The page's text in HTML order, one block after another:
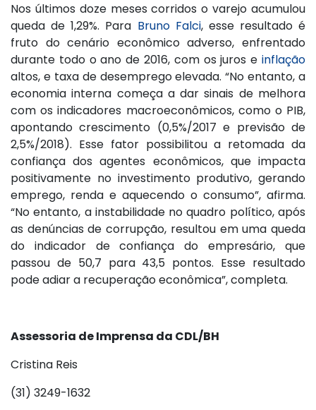
Nos últimos doze meses corridos o varejo acumulou
queda de 1,29%. Para Bruno Falci, esse resultado é
fruto do cenário econômico adverso, enfrentado
durante todo o ano de 2016, com os juros e inflação
altos, e taxa de desemprego elevada. “No entanto, a
economia interna começa a dar sinais de melhora
com os indicadores macroeconômicos, como o PIB,
apontando crescimento (0,5%/2017 e previsão de
2,5%/2018). Esse fator possibilitou a retomada da
confiança dos agentes econômicos, que impacta
positivamente no investimento produtivo, gerando
emprego, renda e aquecendo o consumo”, afirma.
“No entanto, a instabilidade no quadro político, após
as denúncias de corrupção, resultou em uma queda
do indicador de confiança do empresário, que
passou de 50,7 para 43,5 pontos. Esse resultado
pode adiar a recuperação econômica”, completa.
Assessoria de Imprensa da CDL/BH
Cristina Reis
(31) 3249-1632